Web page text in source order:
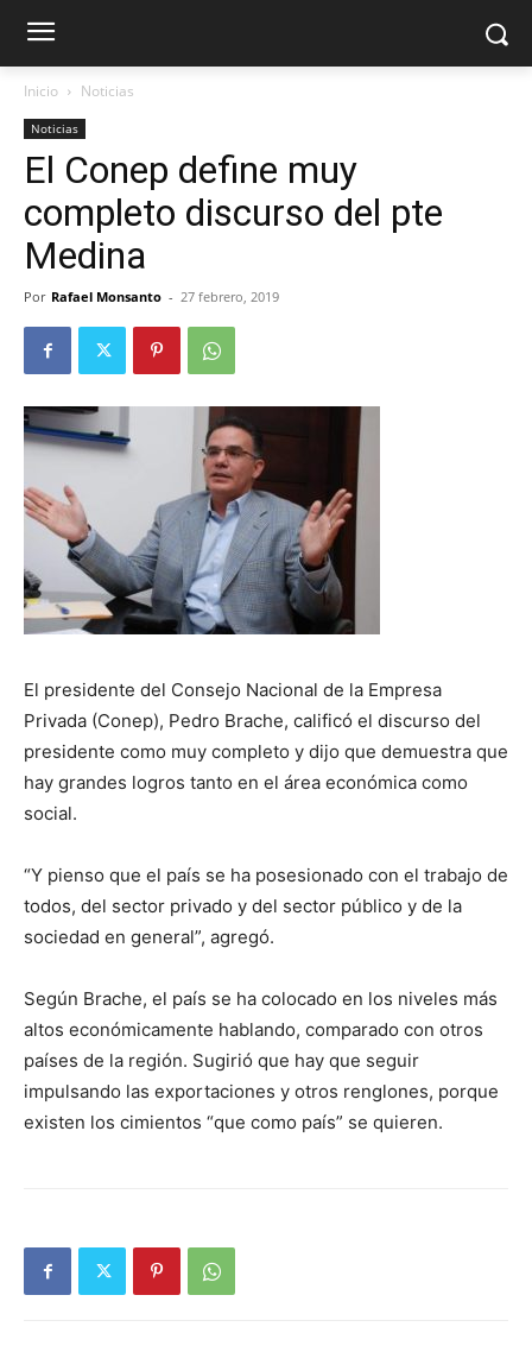
Inicio Noticias
Noticias
El Conep define muy
completo discurso del pte
Medina
Por Rafael Monsanto - 27 febrero, 2019
El presidente del Consejo Nacional de la Empresa
Privada (Conep), Pedro Brache, calificó el discurso del
presidente como muy completo y dijo que demuestra que
hay grandes logros tanto en el área económica como
social.
“Y pienso que el país se ha posesionado con el trabajo de
todos, del sector privado y del sector público y de la
sociedad en general”, agregó.
Según Brache, el país se ha colocado en los niveles más
altos económicamente hablando, comparado con otros
países de la región. Sugirió que hay que seguir
impulsando las exportaciones y otros renglones, porque
existen los cimientos “que como país” se quieren.